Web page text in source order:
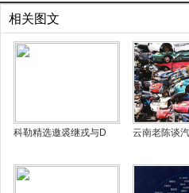
相关图文
科勒精选邀裘继戎与D 云南老陈谈